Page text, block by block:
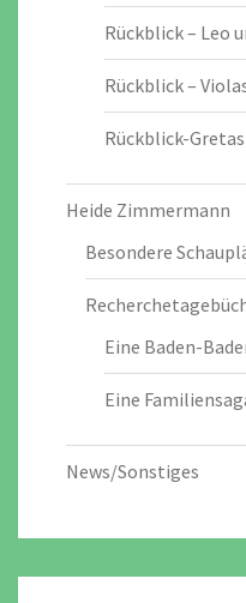
Rückblick – Leo
Rückblick –
Rückblick-
Heide Zimmermann
Besondere
Eine Baden-
Eine
News/Sonstiges